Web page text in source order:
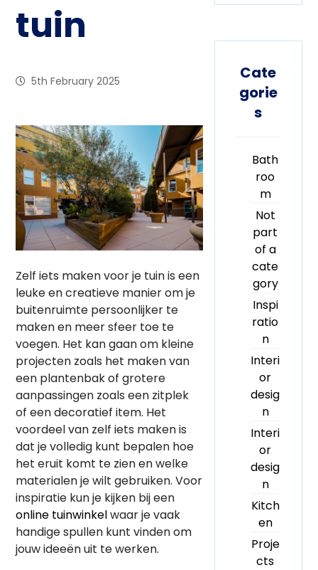
tuin
5th February 2025
Zelf iets maken voor je tuin is een
leuke en creatieve manier om je
buitenruimte persoonlijker te
maken en meer sfeer toe te
voegen. Het kan gaan om kleine
projecten zoals het maken van
een plantenbak of grotere
aanpassingen zoals een zitplek
of een decoratief item. Het
voordeel van zelf iets maken is
dat je volledig kunt bepalen hoe
het eruit komt te zien en welke
materialen je wilt gebruiken. Voor
inspiratie kun je kijken bij een
online tuinwinkelwaar je vaak
handige spullen kunt vinden om
jouw ideeën uit te werken.
Cate
gorie
s
Bath
roo
m
Not
part
of a
cate
gory
Inspi
ratio
n
Interi
or
desig
n
Interi
or
desig
n
Kitch
en
Proje
cts